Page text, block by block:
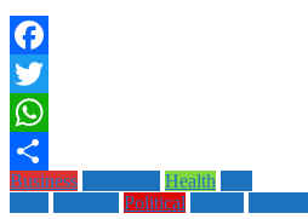
Facebook
Twitter
WhatsApp
Share
Business Health
Political